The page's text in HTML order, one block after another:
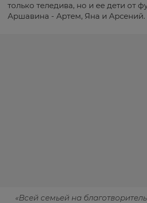
только теледива, но и ее дети от
Аршавина - Артем, Яна и Арсений.
«Всей семьей на